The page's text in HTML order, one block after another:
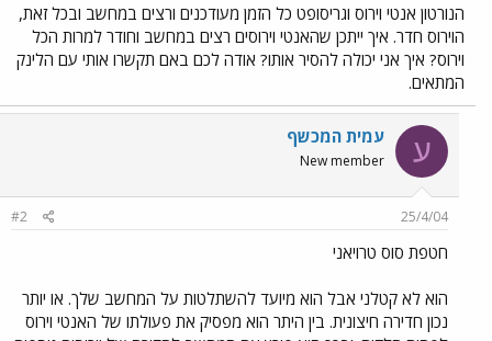
הנורטון אנטי וירוס וגריסופט כל הזמן מעודכנים ורצים במחשב ובכל זאת,
הוירוס חדר. איך ייתכן שהאנטי וירוסים רצים במחשב וחודר למרות הכל
וירוס? איך אני יכולה להסיר אותו? אודה לכם באם תקשרו אותי עם הלינק
המתאים.
ע עמית המכשף
New member
25/4/04
#2
חטפת סוס טרויאני
הוא לא קטלני אבל הוא מיועד להשתלטות על המחשב שלך. או יותר
נכון חדירה חיצונית. בין היתר הוא מפסיק את פעולתו של האנטי וירוס